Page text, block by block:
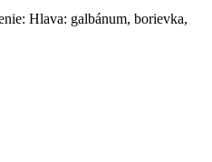
Hlava: galbánum, borievka,